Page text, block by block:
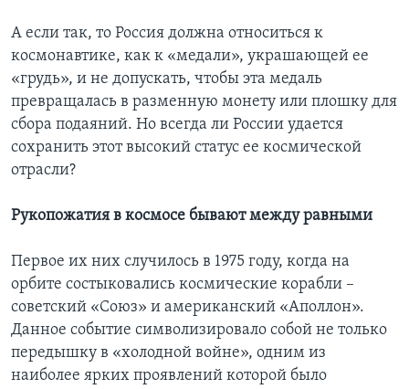
А если так, то Россия должна относиться к
космонавтике, как к «медали», украшающей ее
«грудь», и не допускать, чтобы эта медаль
превращалась в разменную монету или плошку для
сбора подаяний. Но всегда ли России удается
сохранить этот высокий статус ее космической
отрасли?
Рукопожатия в космосе бывают между равными
Первое их них случилось в 1975 году, когда на
орбите состыковались космические корабли –
советский «Союз» и американский «Аполлон».
Данное событие символизировало собой не только
передышку в «холодной войне», одним из
наиболее ярких проявлений которой было